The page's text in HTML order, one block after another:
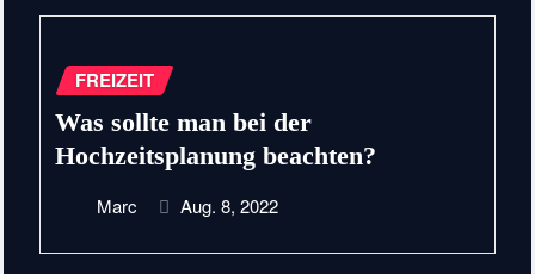
FREIZEIT
Was sollte man bei der
Hochzeitsplanung beachten?
Marc Aug. 8, 2022